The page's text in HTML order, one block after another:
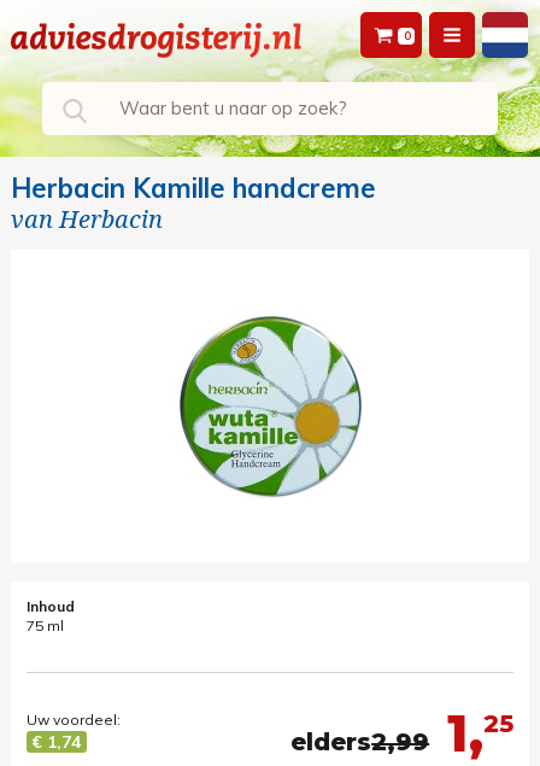
0
Herbacin Kamille handcreme
vanHerbacin
Inhoud
75 ml
1,25
elders2,99
Uw voordeel:
€ 1,74